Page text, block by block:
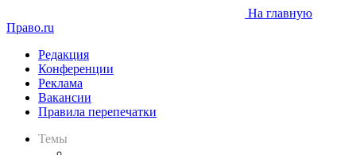
На главную
Право.ru
Редакция
Конференции
Реклама
Вакансии
Правила перепечатки
Темы